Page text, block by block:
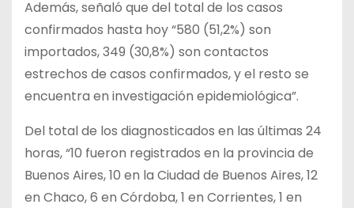
Además, señaló que del total de los casos
confirmados hasta hoy “580 (51,2%) son
importados, 349 (30,8%) son contactos
estrechos de casos confirmados, y el resto se
encuentra en investigación epidemiológica”.
Del total de los diagnosticados en las últimas 24
horas, “10 fueron registrados en la provincia de
Buenos Aires, 10 en la Ciudad de Buenos Aires, 12
en Chaco, 6 en Córdoba, 1 en Corrientes, 1 en